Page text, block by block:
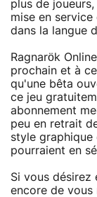
plus de
mise en
dans la langue
Ragnarök
prochain et à
qu'une bêta
ce jeu
abonnement
peu en retrait
style graphique
pourraient en
Si vous désirez
encore de vous